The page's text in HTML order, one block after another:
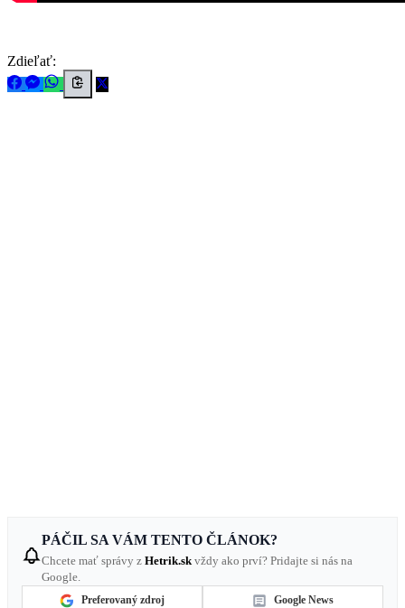
Zdieľať:
PÁČIL SA VÁM TENTO ČLÁNOK?
Chcete mať správy z Hetrik.sk vždy ako prví? Pridajte si nás na
Google.
Preferovaný zdroj Google News